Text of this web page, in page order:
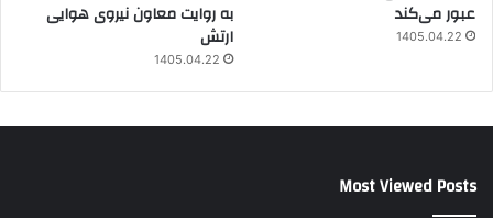
عبور می‌کند
1405.04.22
به روایت معاون نیروی هوایی
ارتش
1405.04.22
Most Viewed Posts